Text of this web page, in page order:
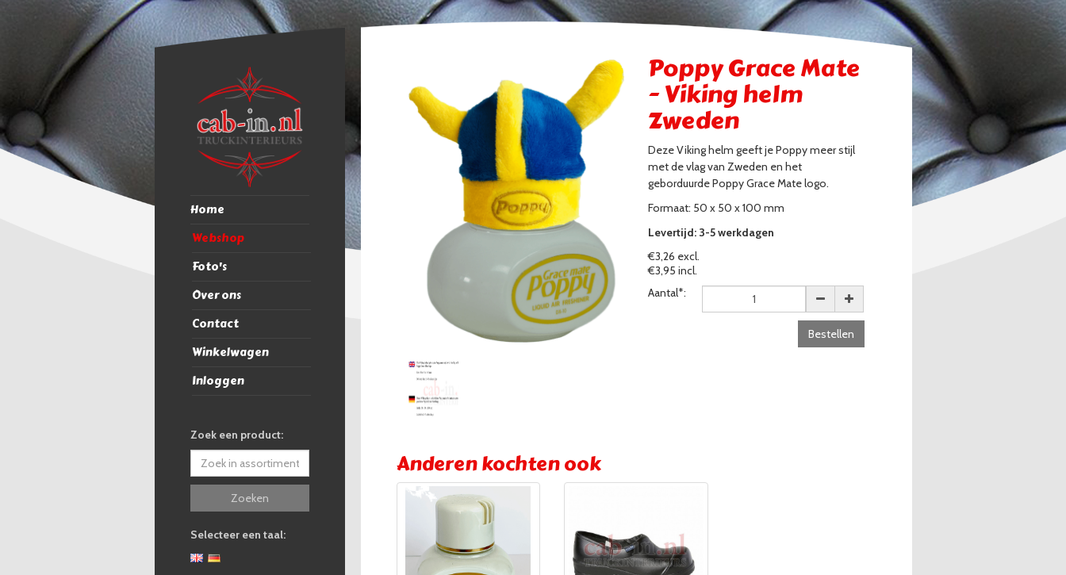
Home
Webshop
Foto's
Over ons
Contact
Winkelwagen
Inloggen
Zoek een product:
Zoeken
Selecteer een taal:
Poppy Grace Mate
- Viking helm
Zweden
Deze Viking helm geeft je Poppy meer stijl
met de vlag van Zweden en het
geborduurde Poppy Grace Mate logo.
Formaat: 50 x 50 x 100 mm
Levertijd: 3-5 werkdagen
€3,26 excl.
€3,95 incl.
Aantal*:
Bestellen
Anderen kochten ook